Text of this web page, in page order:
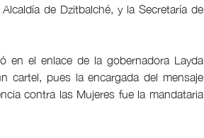
de Dzitbalché, y la Secretaría de
en el enlace de la gobernadora Layda
cartel, pues la encargada del mensaje
contra las Mujeres fue la mandataria